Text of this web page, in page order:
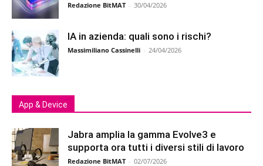
Redazione BitMAT - 30/04/2026
IA in azienda: quali sono i rischi?
Massimiliano Cassinelli - 24/04/2026
App & Device
Jabra amplia la gamma Evolve3 e
supporta ora tutti i diversi stili di lavoro
Redazione BitMAT - 02/07/2026